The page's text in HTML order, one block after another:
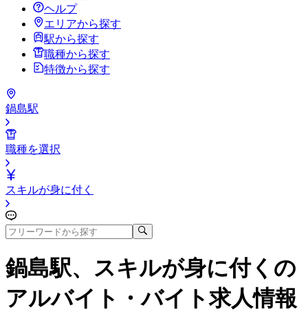
ヘルプ
エリアから探す
駅から探す
職種から探す
特徴から探す
鍋島駅
職種を選択
スキルが身に付く
鍋島駅、スキルが身に付く の
アルバイト・バイト求人情報